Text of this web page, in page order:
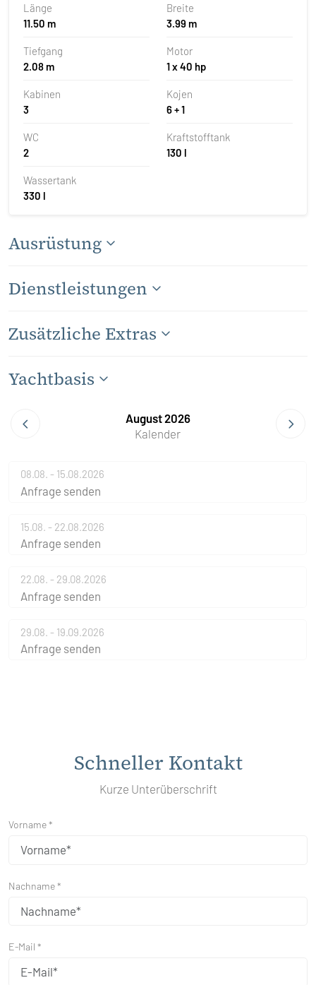
Länge
11.50 m
Breite
3.99 m
Tiefgang
2.08 m
Motor
1 x 40 hp
Kabinen
3
Kojen
6 + 1
WC
2
Kraftstofftank
130 l
Wassertank
330 l
Ausrüstung
Dienstleistungen
Zusätzliche Extras
Yachtbasis
August 2026
Kalender
08.08. - 15.08.2026
Anfrage senden
15.08. - 22.08.2026
Anfrage senden
22.08. - 29.08.2026
Anfrage senden
29.08. - 19.09.2026
Anfrage senden
Schneller Kontakt
Kurze Unterüberschrift
Vorname *
Nachname *
E-Mail *